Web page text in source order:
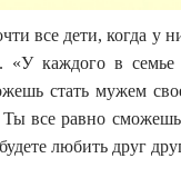
все дети, когда у
«У каждого в
стать мужем
Ты все равно
любить друг